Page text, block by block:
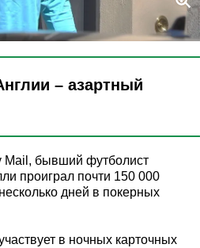
– азартный
Mail, бывший футболист
проиграл почти 150 000
дней в покерных
в ночных карточных